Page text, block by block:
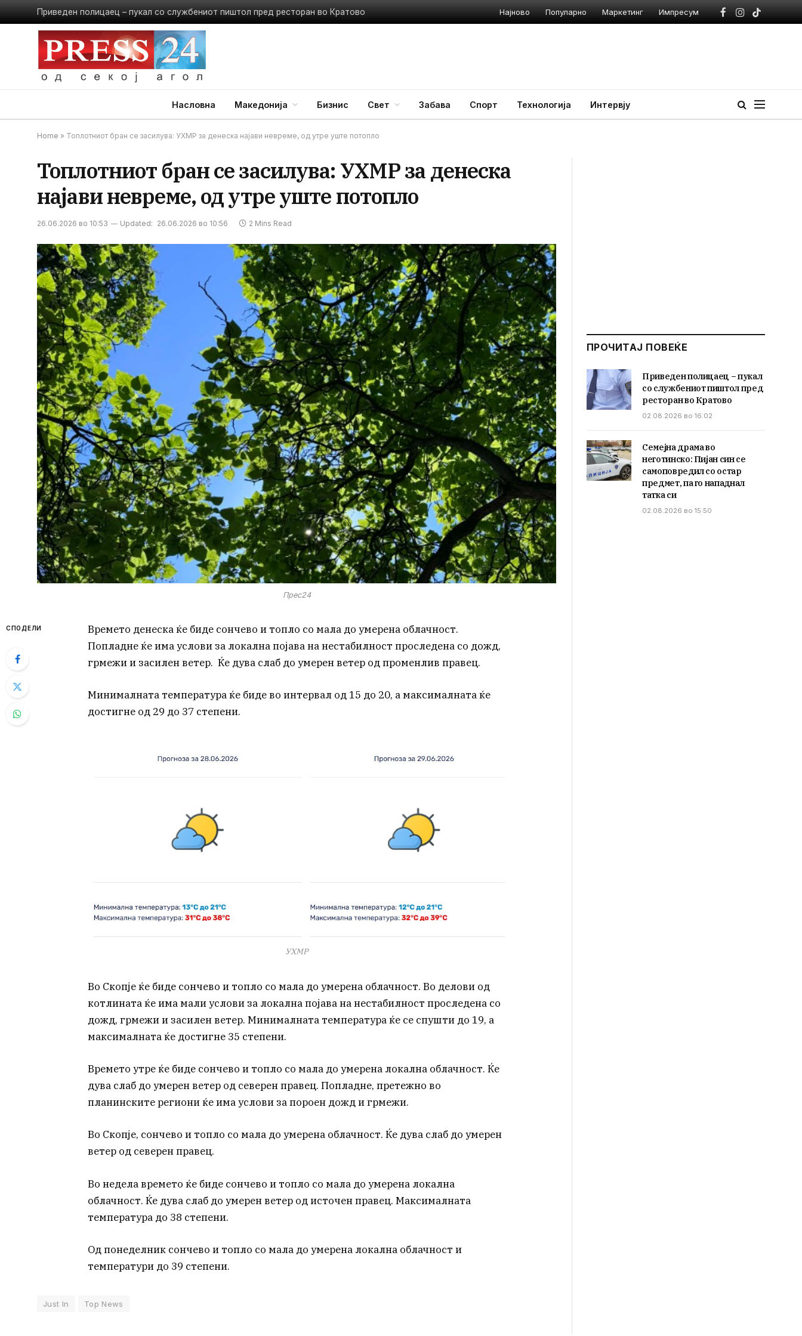
Приведен полицаец – пукал со службениот пиштол пред ресторан во Кратово Најново Популарно Маркетинг Импресум
Facebook
Instagram
TikTok
Насловна Македонија Бизнис Свет Забава Спорт Технологија Интервју
Home » Топлотниот бран се засилува: УХМР за денеска најави невреме, од утре уште потопло
Топлотниот бран се засилува: УХМР за денеска
најави невреме, од утре уште потопло
26.06.2026 во 10:53 Updated: 26.06.2026 во 10:56 2 Mins Read
Прес24
СПОДЕЛИ
Времето денеска ќе биде сончево и топло со мала до умерена облачност.
Попладне ќе има услови за локална појава на нестабилност проследена со дожд,
грмежи и засилен ветер. Ќе дува слаб до умерен ветер од променлив правец.
Минималната температура ќе биде во интервал од 15 до 20, а максималната ќе
достигне од 29 до 37 степени.
УХМР
Во Скопје ќе биде сончево и топло со мала до умерена облачност. Во делови од
котлината ќе има мали услови за локална појава на нестабилност проследена со
дожд, грмежи и засилен ветер. Минималната температура ќе се спушти до 19, а
максималната ќе достигне 35 степени.
Времето утре ќе биде сончево и топло со мала до умерена локална облачност. Ќе
дува слаб до умерен ветер од северен правец. Попладне, претежно во
планинските региони ќе има услови за пороен дожд и грмежи.
Во Скопје, сончево и топло со мала до умерена облачност. Ќе дува слаб до умерен
ветер од северен правец.
Во недела времето ќе биде сончево и топло со мала до умерена локална
облачност. Ќе дува слаб до умерен ветер од источен правец. Максималната
температура до 38 степени.
Од понеделник сончево и топло со мала до умерена локална облачност и
температури до 39 степени.
Just In Top News
ПРОЧИТАЈ ПОВЕЌЕ
Приведен полицаец – пукал
со службениот пиштол пред
ресторан во Кратово
02.08.2026 во 16:02
Семејна драма во
неготинско: Пијан син се
самоповредил со остар
предмет, па го нападнал
татка си
02.08.2026 во 15:50